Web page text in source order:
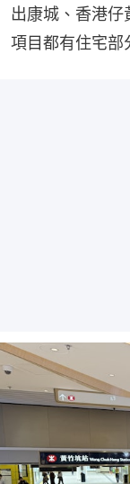
出康城、香港
項目都有住宅部